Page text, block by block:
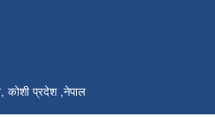
कोशी प्रदेश ,नेपाल